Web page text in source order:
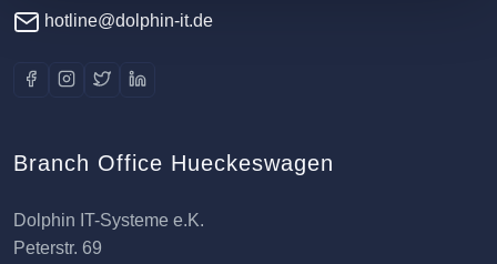
hotline@dolphin-it.de
Branch Office Hueckeswagen
Dolphin IT-Systeme e.K.
Peterstr. 69